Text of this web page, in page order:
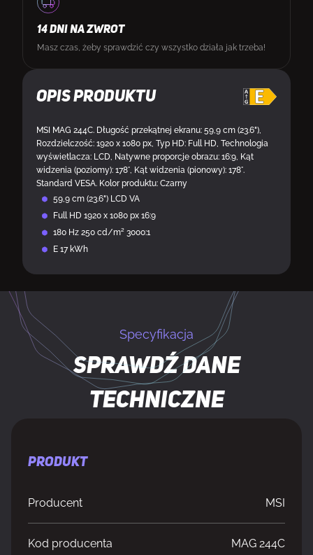
Opis produktu
MSI MAG 244C. Długość przekątnej ekranu: 59,9 cm (23.6"),
Rozdzielczość: 1920 x 1080 px, Typ HD: Full HD, Technologia
wyświetlacza: LCD, Natywne proporcje obrazu: 16:9, Kąt
widzenia (poziomy): 178°, Kąt widzenia (pionowy): 178°.
Standard VESA. Kolor produktu: Czarny
59,9 cm (23.6") LCD VA
Full HD 1920 x 1080 px 16:9
180 Hz 250 cd/m² 3000:1
E 17 kWh
14 DNI NA ZWROT
Masz czas, żeby sprawdzić czy wszystko działa jak trzeba!
Specyfikacja
Sprawdź dane
techniczne
PRODUKT
Producent MSI
Kod producenta MAG 244C